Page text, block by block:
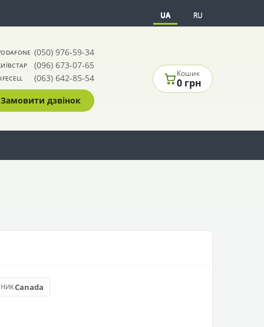
UA RU
(050) 976-59-34
(096) 673-07-65
(063) 642-85-54
Замовити дзвінок
Кошик
0 грн
Canada